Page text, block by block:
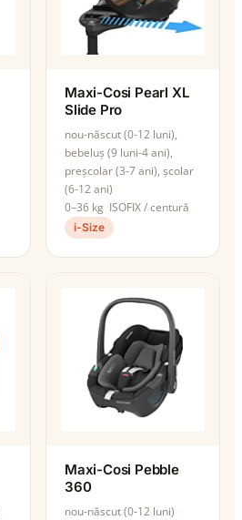
Maxi-Cosi Pearl XL
Slide Pro
nou-născut (0-12 luni),
bebeluș (9 luni-4 ani),
preșcolar (3-7 ani), școlar
(6-12 ani)
0–36 kg ISOFIX / centură
i-Size
Maxi-Cosi Pebble
360
nou-născut (0-12 luni)